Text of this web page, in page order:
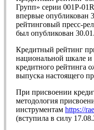
Групп» серии 001P-
впервые опубликован
рейтинговый пресс-
был опубликован
Кредитный рейтинг
национальной шкале и
кредитного рейтинга
выпуска настоящего
При присвоении
методология
инструментам https://
(вступила в силу